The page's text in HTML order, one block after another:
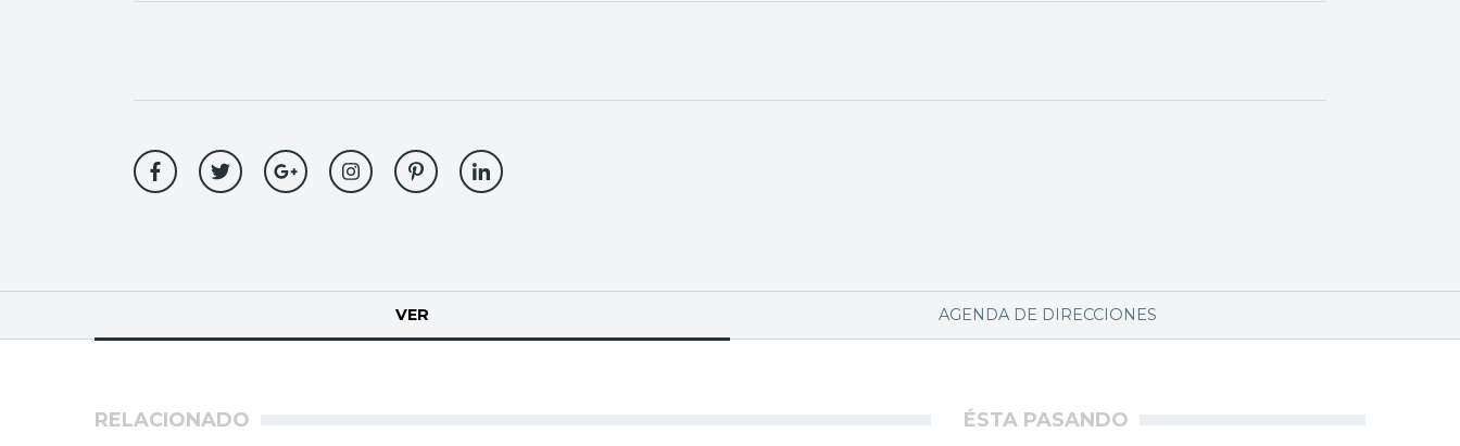
principales
VER AGENDA DE DIRECCIONES
RELACIONADO ÉSTA PASANDO